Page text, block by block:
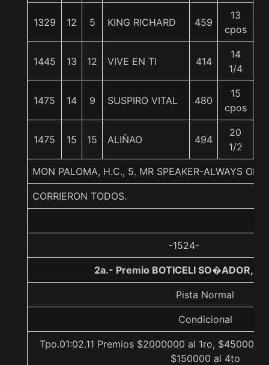
1329 12 5 KING RICHARD 459
13
cpos
1445 13 12 VIVE EN TI 414
14
1/4
1475 14 9 SUSPIRO VITAL 480
15
cpos
1475 15 15 ALIÑAO 494
20
1/2
MON PALOMA, H.C., 5. MR SPEAKER-ALWAYS ON
CORRIERON TODOS.
-1524-
2a.- Premio BOTICELI SO�ADOR,
Pista Normal
Condicional
Tpo.01:02.11 Premios $2000000 al 1ro, $450000
$150000 al 4to